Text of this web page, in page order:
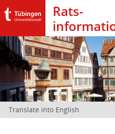
Rats­
Translate into English